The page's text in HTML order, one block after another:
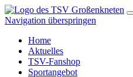
Navigation überspringen
Home
Aktuelles
TSV-Fanshop
Sportangebot